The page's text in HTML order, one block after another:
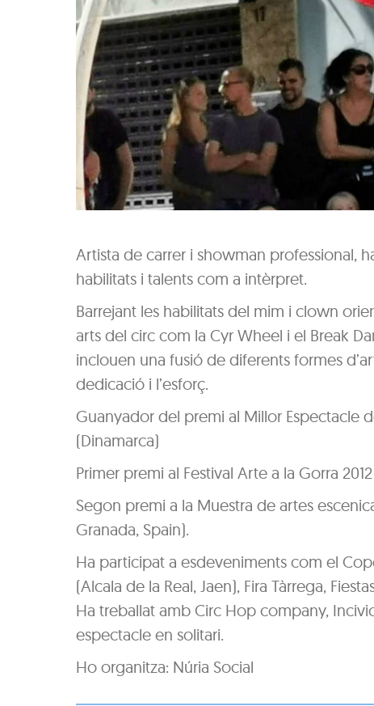
Artista de carrer i showman professional,
habilitats i talents com a intèrpret.
Barrejant les habilitats del mim i clown
arts del circ com la Cyr Wheel i el Break
inclouen una fusió de diferents formes
dedicació i l’esforç.
Guanyador del premi al Millor Espectacle
(Dinamarca)
Primer premi al Festival Arte a la Gorra
Segon premi a la Muestra de artes
Granada, Spain).
Ha participat a esdeveniments com el
(Alcala de la Real, Jaen), Fira Tàrrega,
Ha treballat amb Circ Hop company,
espectacle en solitari.
Ho organitza: Núria Social